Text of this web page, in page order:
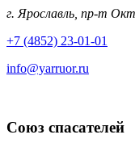
г. Ярославль, пр-т
+7 (4852) 23-01-01
info@yarruor.ru
Союз спасателей